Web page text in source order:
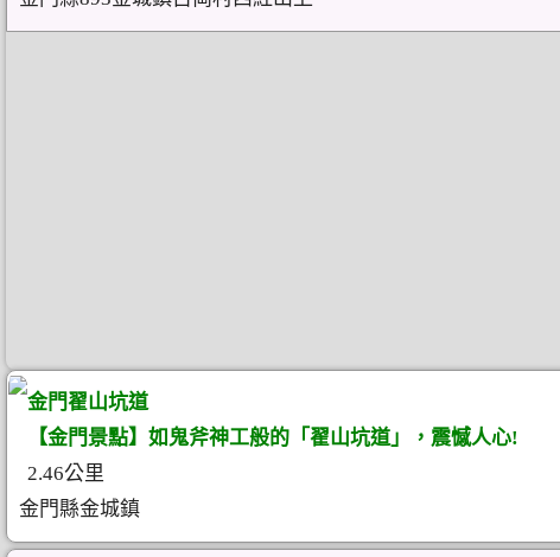
金門翟山坑道
【金門景點】如鬼斧神工般的「翟山坑道」，震憾人心!
2.46公里
金門縣金城鎮